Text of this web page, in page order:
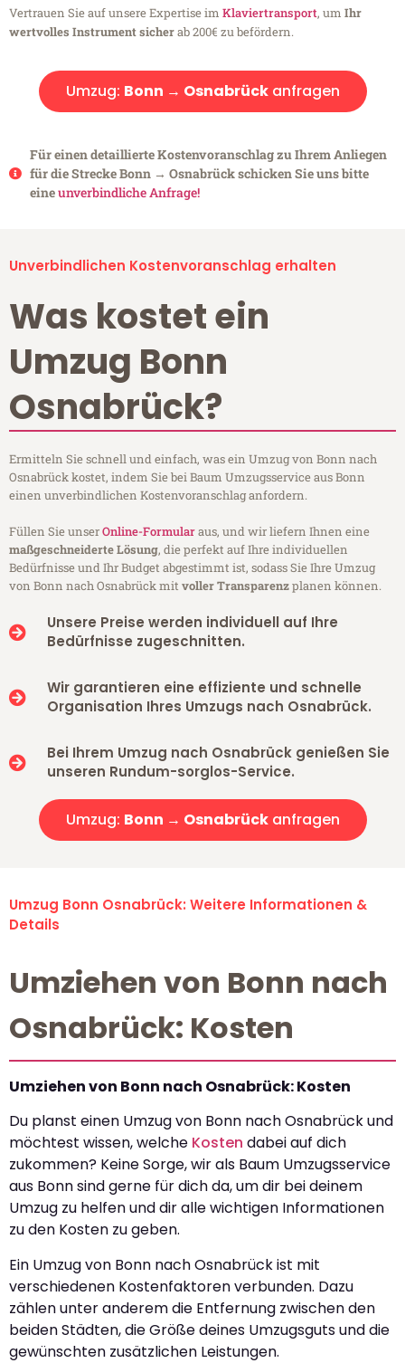
Vertrauen Sie auf unsere Expertise im Klaviertransport, um Ihr
wertvolles Instrument sicherab 200€ zu befördern.
Umzug: Bonn → Osnabrückanfragen
Für einen detaillierte Kostenvoranschlag zu Ihrem Anliegen
für die Strecke Bonn → Osnabrück schicken Sie uns bitte
eineunverbindliche Anfrage!
Unverbindlichen Kostenvoranschlag erhalten
Was kostet ein
Umzug Bonn
Osnabrück?
Ermitteln Sie schnell und einfach, was ein Umzug von Bonn nach
Osnabrück kostet, indem Sie bei Baum Umzugsservice aus Bonn
einen unverbindlichen Kostenvoranschlag anfordern.
Füllen Sie unserOnline-Formularaus, und wir liefern Ihnen eine
maßgeschneiderte Lösung, die perfekt auf Ihre individuellen
Bedürfnisse und Ihr Budget abgestimmt ist, sodass Sie Ihre Umzug
von Bonn nach Osnabrück mitvoller Transparenzplanen können.
Unsere Preise werden individuell auf Ihre
Bedürfnisse zugeschnitten.
Wir garantieren eine effiziente und schnelle
Organisation Ihres Umzugs nach Osnabrück.
Bei Ihrem Umzug nach Osnabrück genießen Sie
unseren Rundum-sorglos-Service.
Umzug: Bonn → Osnabrückanfragen
Umzug Bonn Osnabrück: Weitere Informationen &
Details
Umziehen von Bonn nach
Osnabrück: Kosten
Umziehen von Bonn nach Osnabrück: Kosten
Du planst einen Umzug von Bonn nach Osnabrück und
möchtest wissen, welche Kosten dabei auf dich
zukommen? Keine Sorge, wir als Baum Umzugsservice
aus Bonn sind gerne für dich da, um dir bei deinem
Umzug zu helfen und dir alle wichtigen Informationen
zu den Kosten zu geben.
Ein Umzug von Bonn nach Osnabrück ist mit
verschiedenen Kostenfaktoren verbunden. Dazu
zählen unter anderem die Entfernung zwischen den
beiden Städten, die Größe deines Umzugsguts und die
gewünschten zusätzlichen Leistungen.